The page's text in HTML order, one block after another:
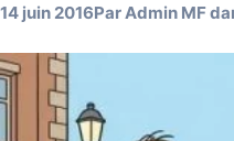
14 juin 2016ParAdmin MF